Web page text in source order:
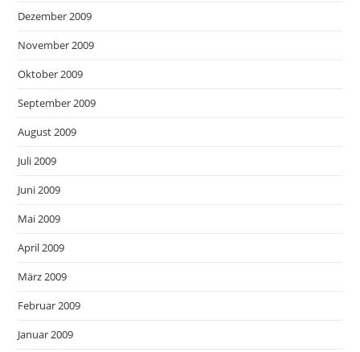
Dezember 2009
November 2009
Oktober 2009
September 2009
August 2009
Juli 2009
Juni 2009
Mai 2009
April 2009
März 2009
Februar 2009
Januar 2009